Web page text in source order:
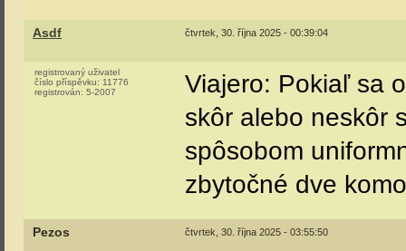
Asdf čtvrtek, 30. října 2025 - 00:39:04
registrovaný uživatel
číslo příspěvku: 11776
registrován: 5-2007
Viajero: Pokiaľ sa
skôr alebo neskôr
spôsobom
zbytočné dve
Pezos čtvrtek, 30. října 2025 - 03:55:50